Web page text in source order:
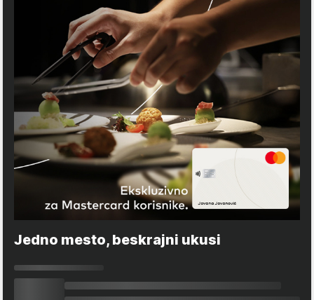
Jedno mesto, beskrajni ukusi